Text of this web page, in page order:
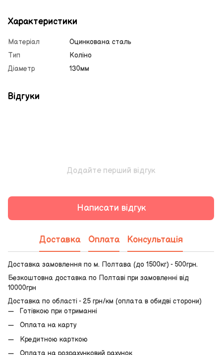
Характеристики
Матеріал
Оцинкована сталь
Тип
Коліно
Діаметр
130мм
Відгуки
Додайте перший відгук
Написати відгук
Доставка Оплата Консультація
Доставка замовлення по м. Полтава (до 1500кг) - 500грн.
Безкоштовна доставка по Полтаві при замовленні від
10000грн
Доставка по області - 25 грн/км (оплата в обидві сторони)
Готівкою при отриманні
Оплата на карту
Кредитною карткою